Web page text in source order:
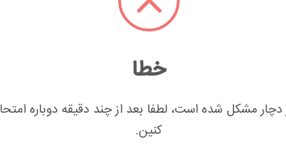
خون است. سطح غیرطبیعی از گلبول‌های قرمز خون می‌تواند
هستند و مهم‌ترین خط دفاعی بدن برای مقابله با
خون یا اختلالات سیستم ایمنی باشد. سطح عادی
خطا
دچار مشکل شده است، لطفا بعد از چند دقیقه دوباره
کنین.